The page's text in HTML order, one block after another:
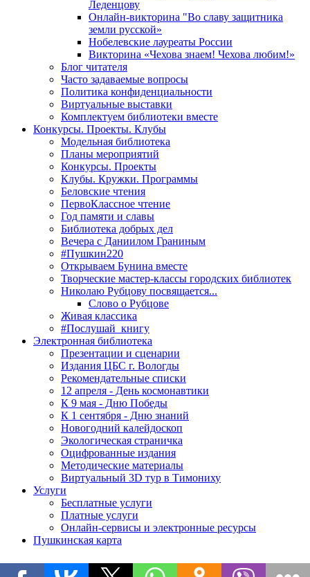
Леденцову
Онлайн-викторина "Во славу защитника
земли русской»
Нобелевские лауреаты России
Викторина «Чехова знаем! Чехова любим!»
Блог читателя
Часто задаваемые вопросы
Политика конфиденциальности
Виртуальные выставки
Комплектуем библиотеки вместе
Конкурсы. Проекты. Клубы
Модельная библиотека
Планы мероприятий
Конкурсы. Проекты
Клубы. Кружки. Программы
Беловские чтения
ПервоКлассное чтение
Год памяти и славы
Библиотека добрых дел
Вечера с Даниилом Граниным
#Пушкин220
Открываем Бунина вместе
Творческие мастер-классы городских библиотек
Николаю Рубцову посвящается...
Слово о Рубцове
Живая классика
#Послушай_книгу
Электронная библиотека
Презентации и сценарии
Издания ЦБС г. Вологды
Рекомендательные списки
12 апреля - День космонавтики
К 9 мая - Дню Победы
К 1 сентября - Дню знаний
Новогодний калейдоскоп
Экологическая страничка
Оцифрованные издания
Методические материалы
Виртуальный 3D тур в Тимониху
Услуги
Бесплатные услуги
Платные услуги
Онлайн-сервисы и электронные ресурсы
Пушкинская карта